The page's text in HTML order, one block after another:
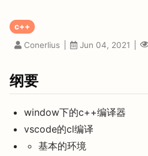
c++
Conerlius
Jun 04, 2021
纲要
window下的c++编译器
vscode的cl编译
基本的环境